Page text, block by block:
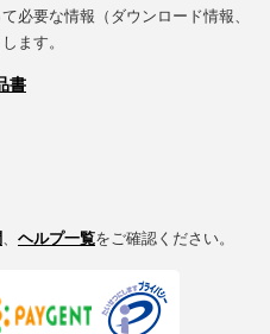
必要な情報（ダウンロード情報、
ます。
書
、 ヘルプ一覧をご確認ください。